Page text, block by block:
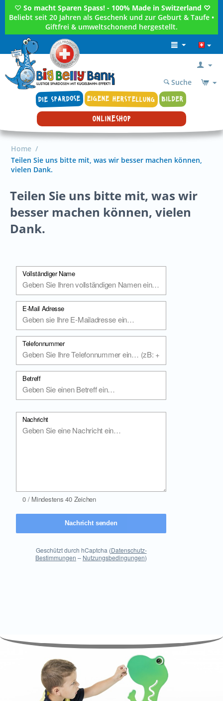
♡ So macht Sparen Spass! - 100% Made in Switzerland ♡
Beliebt seit 20 Jahren als Geschenk und zur Geburt & Taufe •
Giftfrei & umweltschonend hergestellt.
DIE SPARDOSE EIGENE HERSTELLUNG BILDER
Suche
ONLINESHOP
Home /
Teilen Sie uns bitte mit, was wir besser machen können,
vielen Dank.
Teilen Sie uns bitte mit, was wir
besser machen können, vielen
Dank.